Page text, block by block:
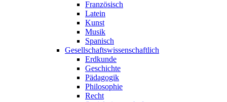
Französisch
Latein
Kunst
Musik
Spanisch
Gesellschaftswissenschaftlich
Erdkunde
Geschichte
Pädagogik
Philosophie
Recht